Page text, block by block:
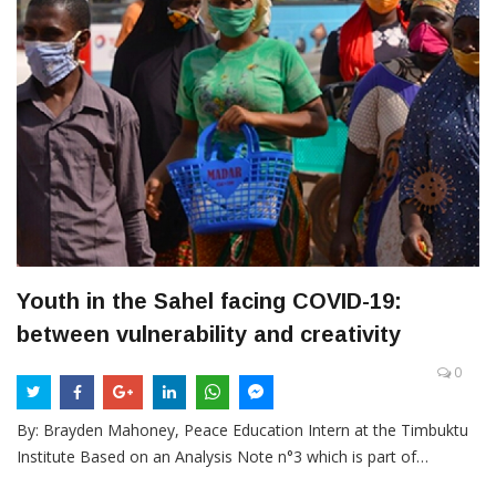
Youth in the Sahel facing COVID-19:
between vulnerability and creativity
0
By: Brayden Mahoney, Peace Education Intern at the Timbuktu
Institute Based on an Analysis Note n°3 which is part of…